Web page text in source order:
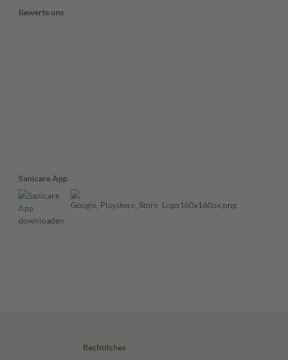
Bewerte uns
Sanicare App
Rechtliches